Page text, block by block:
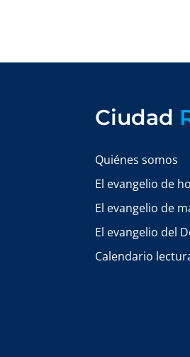
Ciudad
Quiénes somos
El evangelio de
El evangelio de
El evangelio del
Calendario